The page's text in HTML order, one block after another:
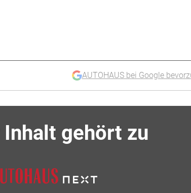
AUTOHAUS bei Google
Inhalt gehört zu